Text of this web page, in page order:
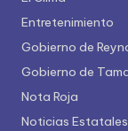
Entretenimiento
Gobierno de
Gobierno de
Nota Roja
Noticias Estatales